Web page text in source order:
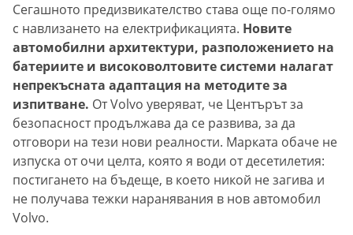
Сегашното предизвикателство става още по-голямо
с навлизането на електрификацията. Новите
автомобилни архитектури, разположението на
батериите и високоволтовите системи налагат
непрекъсната адаптация на методите за
изпитване. От Volvo уверяват, че Центърът за
безопасност продължава да се развива, за да
отговори на тези нови реалности. Марката обаче не
изпуска от очи целта, която я води от десетилетия:
постигането на бъдеще, в което никой не загива и
не получава тежки наранявания в нов автомобил
Volvo.